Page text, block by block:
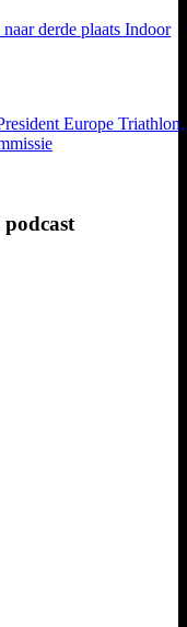
derde plaats Indoor
Europe Triathlon,